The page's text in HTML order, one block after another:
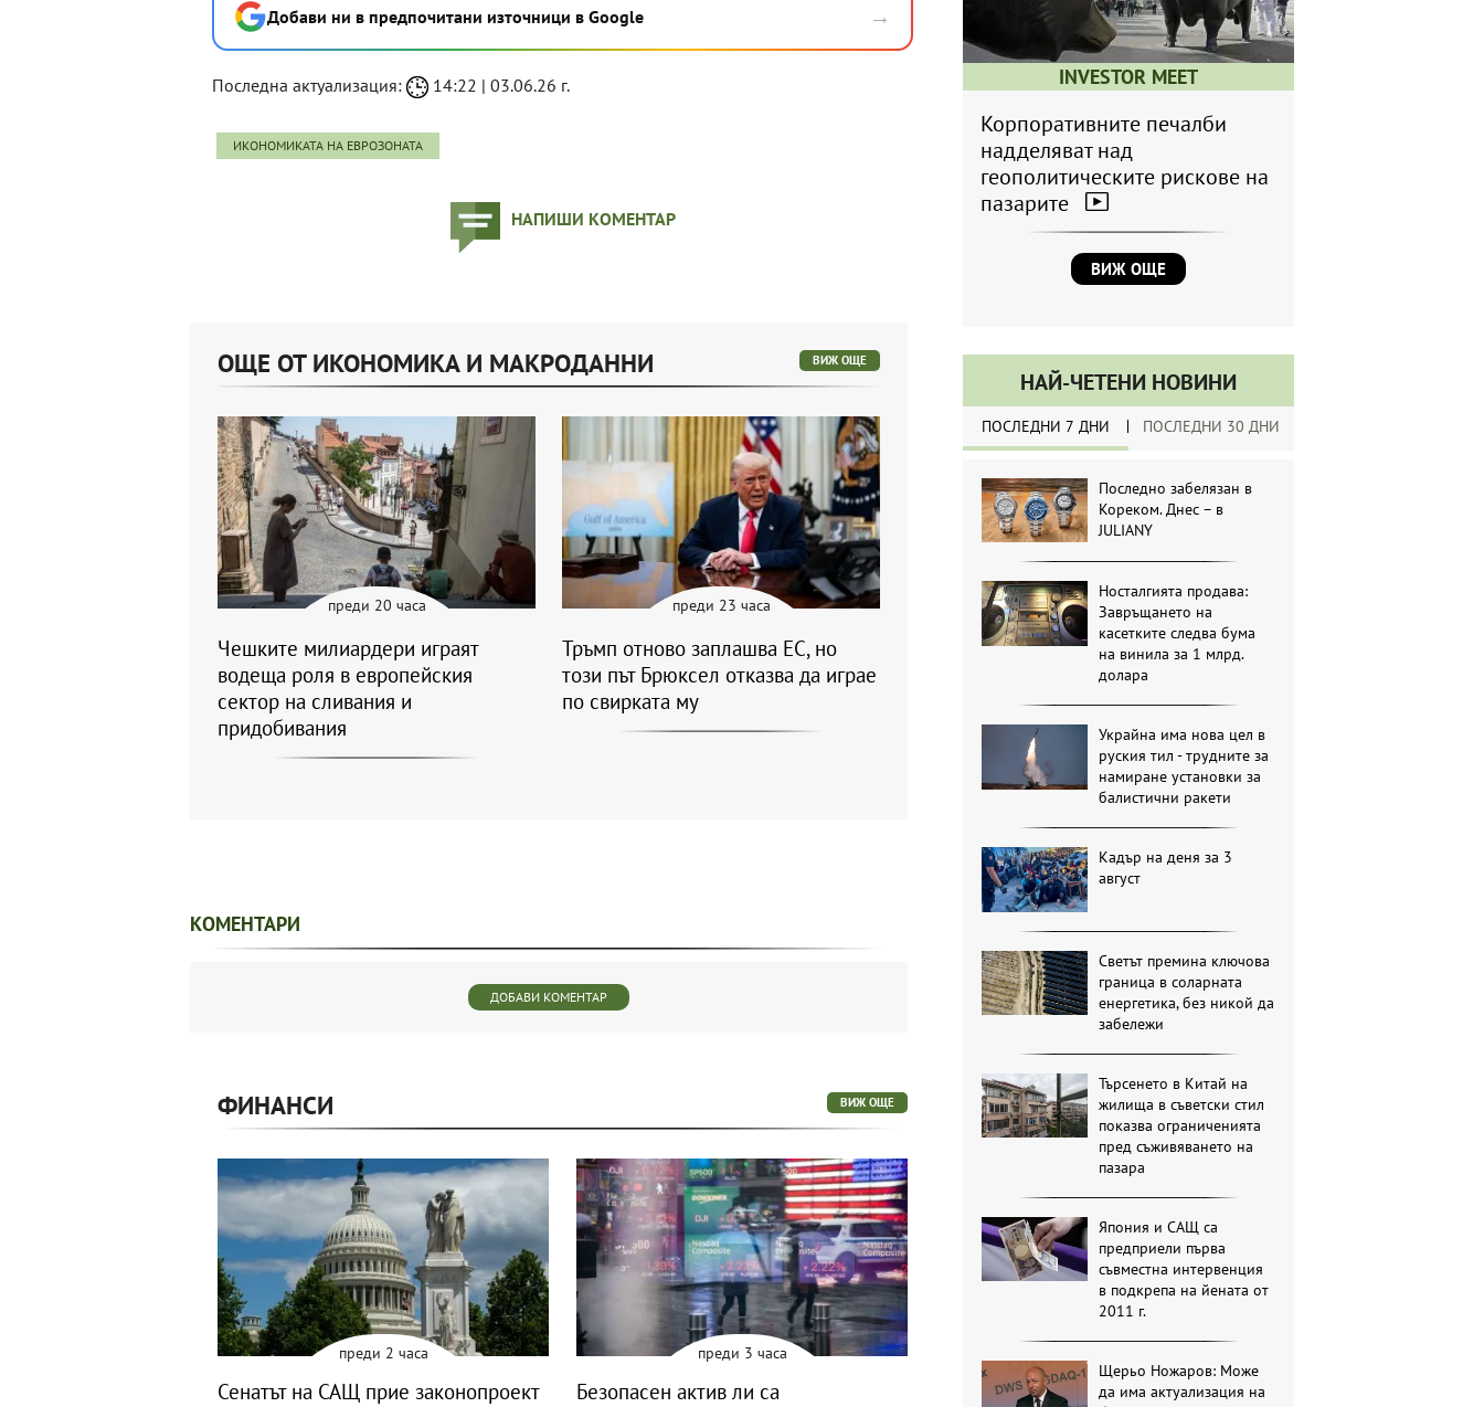
Добави ни в предпочитани източници в Google →
Последна актуализация: 14:22 | 03.06.26 г.
ИКОНОМИКАТА НА ЕВРОЗОНАТА
НАПИШИ КОМЕНТАР
INVESTOR MEET
Корпоративните печалби
надделяват над
геополитическите рискове на
пазарите
ВИЖ ОЩЕ
НАЙ-ЧЕТЕНИ НОВИНИ
ПОСЛЕДНИ 7 ДНИ ПОСЛЕДНИ 30 ДНИ
Последно забелязан в
Кореком. Днес – в
JULIANY
Носталгията продава:
Завръщането на
касетките следва бума
на винила за 1 млрд.
долара
Украйна има нова цел в
руския тил - трудните за
намиране установки за
балистични ракети
Кадър на деня за 3
август
Светът премина ключова
граница в соларната
енергетика, без никой да
забележи
Търсенето в Китай на
жилища в съветски стил
показва ограниченията
пред съживяването на
пазара
Япония и САЩ са
предприели първа
съвместна интервенция
в подкрепа на йената от
2011 г.
Щерьо Ножаров: Може
да има актуализация на
ОЩЕ ОТ ИКОНОМИКА И МАКРОДАННИ ВИЖ ОЩЕ
преди 20 часа
Чешките милиардери играят
водеща роля в европейския
сектор на сливания и
придобивания
преди 23 часа
Тръмп отново заплашва ЕС, но
този път Брюксел отказва да играе
по свирката му
КОМЕНТАРИ
ДОБАВИ КОМЕНТАР
ФИНАНСИ ВИЖ ОЩЕ
преди 2 часа
Сенатът на САЩ прие законопроект
преди 3 часа
Безопасен актив ли са